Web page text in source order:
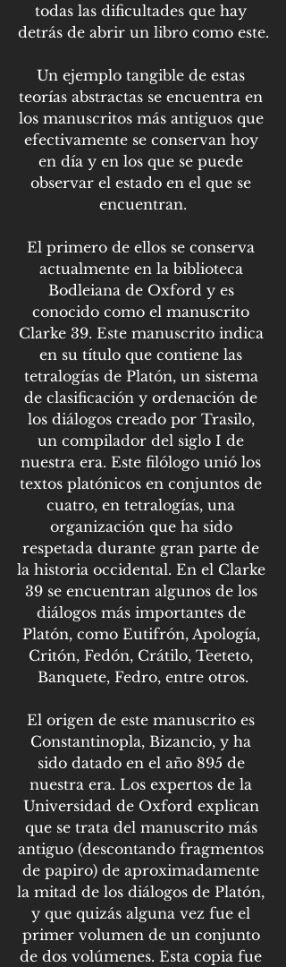
todas las dificultades que hay
detrás de abrir un libro como este.
Un ejemplo tangible de estas
teorías abstractas se encuentra en
los manuscritos más antiguos que
efectivamente se conservan hoy
en día y en los que se puede
observar el estado en el que se
encuentran.
El primero de ellos se conserva
actualmente en la biblioteca
Bodleiana de Oxford y es
conocido como el manuscrito
Clarke 39. Este manuscrito indica
en su título que contiene las
tetralogías de Platón, un sistema
de clasificación y ordenación de
los diálogos creado por Trasilo,
un compilador del siglo I de
nuestra era. Este filólogo unió los
textos platónicos en conjuntos de
cuatro, en tetralogías, una
organización que ha sido
respetada durante gran parte de
la historia occidental. En el Clarke
39 se encuentran algunos de los
diálogos más importantes de
Platón, como Eutifrón, Apología,
Critón, Fedón, Crátilo, Teeteto,
Banquete, Fedro, entre otros.
El origen de este manuscrito es
Constantinopla, Bizancio, y ha
sido datado en el año 895 de
nuestra era. Los expertos de la
Universidad de Oxford explican
que se trata del manuscrito más
antiguo (descontando fragmentos
de papiro) de aproximadamente
la mitad de los diálogos de Platón,
y que quizás alguna vez fue el
primer volumen de un conjunto
de dos volúmenes. Esta copia fue